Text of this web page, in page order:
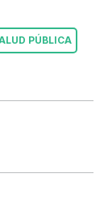
PÚBLICA